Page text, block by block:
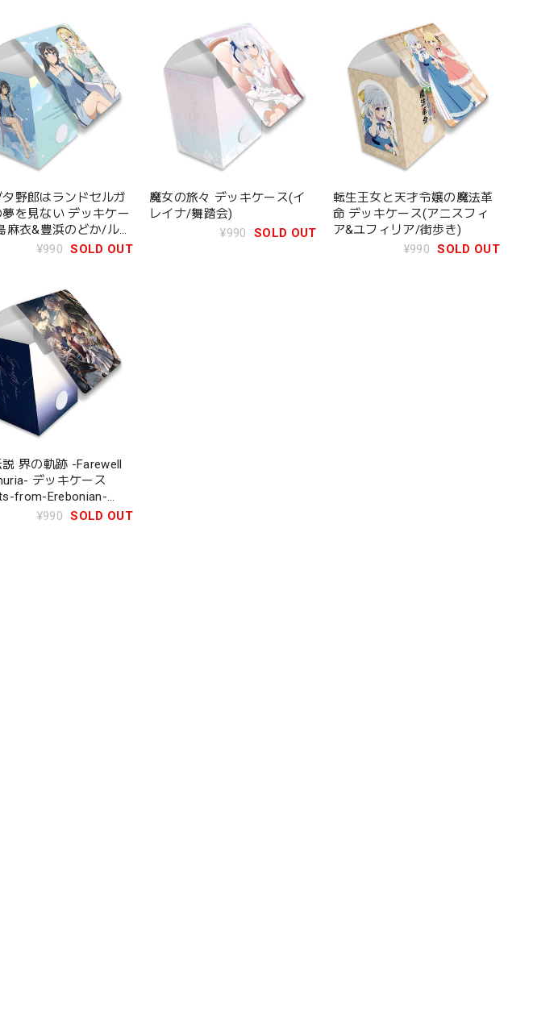
野郎はランドセルガ
夢を見ない デッキケー
麻衣&豊浜のどか/ルー
¥990 SOLD OUT
魔女の旅々 デッキケース(イ
レイナ/舞踏会)
¥990
SOLD OUT
転生王女と天才令嬢の魔法革
命 デッキケース(アニスフィ
ア&ユフィリア/街歩き)
¥990 SOLD OUT
界の軌跡 -Farewell
デッキケース
from-Erebonian-
¥990 SOLD OUT